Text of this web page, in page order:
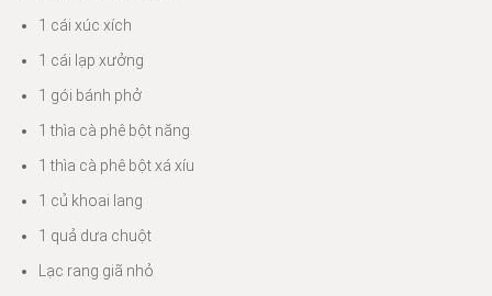
1 cái xúc xích
1 cái lạp xưởng
1 gói bánh phở
1 thìa cà phê bột năng
1 thìa cà phê bột xá xíu
1 củ khoai lang
1 quả dưa chuột
Lạc rang giã nhỏ